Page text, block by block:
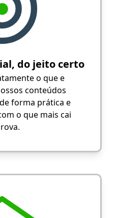
do jeito certo
o que e
conteúdos
forma prática e
o que mais cai